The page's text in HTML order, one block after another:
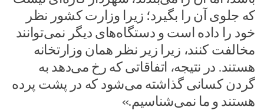
که جلوی آن را بگیرد؛ زیرا وزارت کشور نظر
خود را داده است و دستگاه‌های دیگر نمی‌توانند
مخالفت کنند، زیرا زیر نظر همان وزارتخانه
هستند. در نتیجه، اتفاقاتی که رخ می‌دهد به
گردن کسانی گذاشته می‌شود که در پشت پرده
هستند و ما نمی‌شناسیم.»